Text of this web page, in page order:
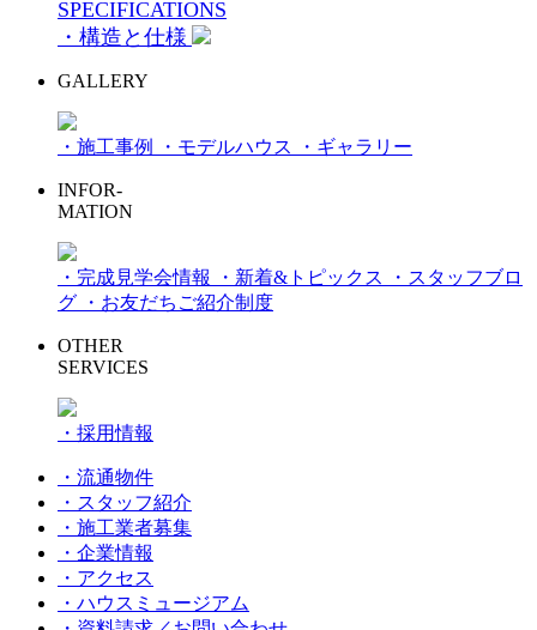
SPECIFICATIONS
・構造と仕様
GALLERY
・施工事例 ・モデルハウス ・ギャラリー
INFOR-
MATION
・完成見学会情報 ・新着&トピックス
・スタッフブロ
グ
・お友だちご紹介制度
OTHER
SERVICES
・採用情報
・流通物件
・スタッフ紹介
・施工業者募集
・企業情報
・アクセス
・ハウスミュージアム